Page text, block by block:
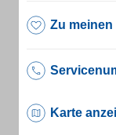
Zu
Karte